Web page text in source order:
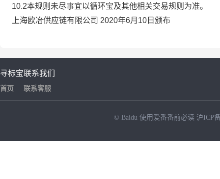
10.2本规则未尽事宜以循环宝及其他相关交易规则为准。
上海欧冶供应链有限公司 2020年6月10日颁布
寻标宝
首页
联系我们
联系客服
© Baidu 使用爱番番前必读 沪ICP